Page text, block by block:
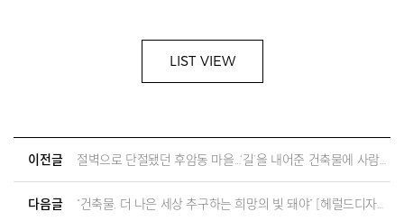
LIST VIEW
이전글 절벽으로 단절됐던 후암동 마을…‘길’을 내어준 건축물에 사람이 모인다
다음글 “건축물, 더 나은 세상 추구하는 희망의 빛 돼야” [헤럴드디자인포럼2023]